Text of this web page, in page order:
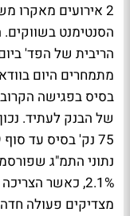
2 אירועים מאקרו
הסנטימנט
הריבית של הפד'
בסיס בפגישה
של הבנק לעתיד.
נתוני התמ"ג
מצדיקים פעולה